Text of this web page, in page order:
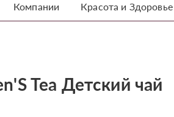
Компании Красота и Здоровье
Tea Детский чай